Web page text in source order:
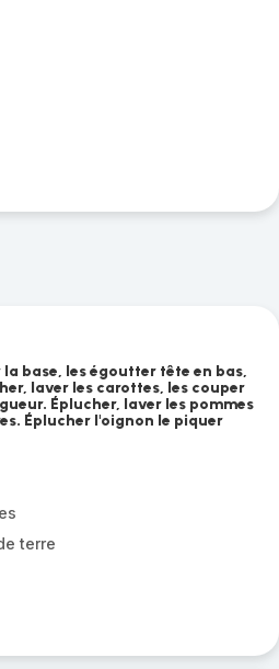
base, les égoutter tête en bas,
laver les carottes, les couper
Éplucher, laver les pommes
Éplucher l'oignon le piquer
terre